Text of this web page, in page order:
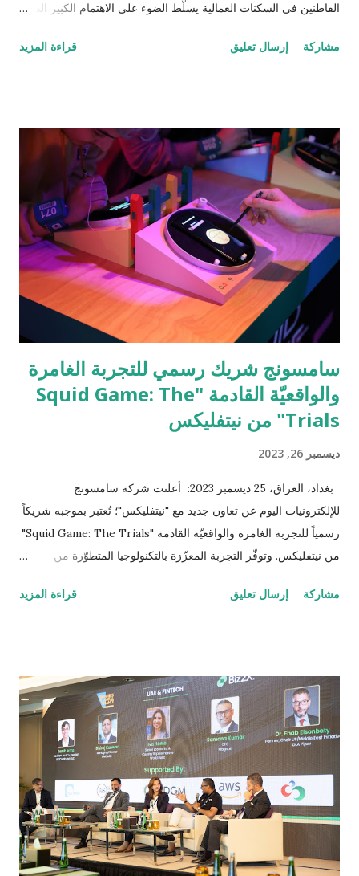
القاطنين في السكنات العمالية يسلّط الضوء على الاهتمام الكبير الذي
موقع دبي المتنامي كأفضل مدن العالم للعيش والعمل. ولقد اختارت
السابقة. وفي حديث له عن استعدادات اللجنة لهذا الحدث الكبير، اكّد
السيد عبدالله لشكري، امين عام اللجنة الدائمة لشؤون العمال في
امارة دبي أن : "اللجنة تشدد على تكريم العمّال وإبراز دورهم الجوهري
في مسيرة التنمية والازدهار، ومشاركتهم احتفالات رأس السنة بطريقة
تكون الاقرب الى تقاليدهم واحتفالاتهم، لافتاً إلى أن هذه الاحتفالات من
شأنها تعزيز الثقة إلى حد كبير بين اللجنة الدائمة لشؤون العمال في
إمارة دبي وبين العمّال الذين يشكّلون جزء...
مشاركة إرسال تعليق قراءة المزيد
سامسونج شريك رسمي للتجربة الغامرة
والواقعيّة القادمة "Squid Game: The
Trials" من نيتفليكس
ديسمبر 26, 2023
بغداد، العراق، 25 ديسمبر 2023: أعلنت شركة سامسونج
للإلكترونيات اليوم عن تعاون جديد مع "نيتفليكس"؛ تُعتبر بموجبه شريكاً
رسمياً للتجربة الغامرة والواقعيّة القادمة "Squid Game: The Trials"
من نيتفليكس. وتوفّر التجربة المعزّزة بالتكنولوجيا المتطوّرة من
أجهزة التلفاز الذكية من سامسونج وهواتف Galaxy الذكيّة. وبإمكان
وأنشطة مشابهة لتلك التي تمّ تصويرها في هذه المسلسلات. وقد باتت
التجربة الغامرة والفريدة المرتقبة "Squid Game: The Trials" متاحةً
الآن للزوّار في لوس أنجلوس حتى مطلع العام الجديد، مع خطط
للتوسّع قريباً في مدن مختلفة حول العالم. وأعرب تشيولجي كيم، نائب
الرئيس التنفيذي ورئيس قسم المبيعات والتسويق لوحدة أعمال العرض
المرئي في سامسونج للإلكترونيات، عن سعادته بالشراكة مع نيتفليكس
لتوفير ت...
مشاركة إرسال تعليق قراءة المزيد